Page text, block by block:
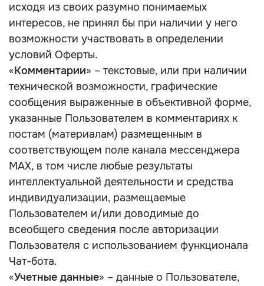
исходя из своих разумно понимаемых
интересов, не принял бы при наличии у него
возможности участвовать в определении
условий Оферты.
«Комментарии» – текстовые, или при наличии
технической возможности, графические
сообщения выраженные в объективной форме,
указанные Пользователем в комментариях к
постам (материалам) размещенным в
соответствующем поле канала мессенджера
MAX, в том числе любые результаты
интеллектуальной деятельности и средства
индивидуализации, размещаемые
Пользователем и/или доводимые до
всеобщего сведения после авторизации
Пользователя с использованием функционала
Чат-бота.
«Учетные данные» – данные о Пользователе,